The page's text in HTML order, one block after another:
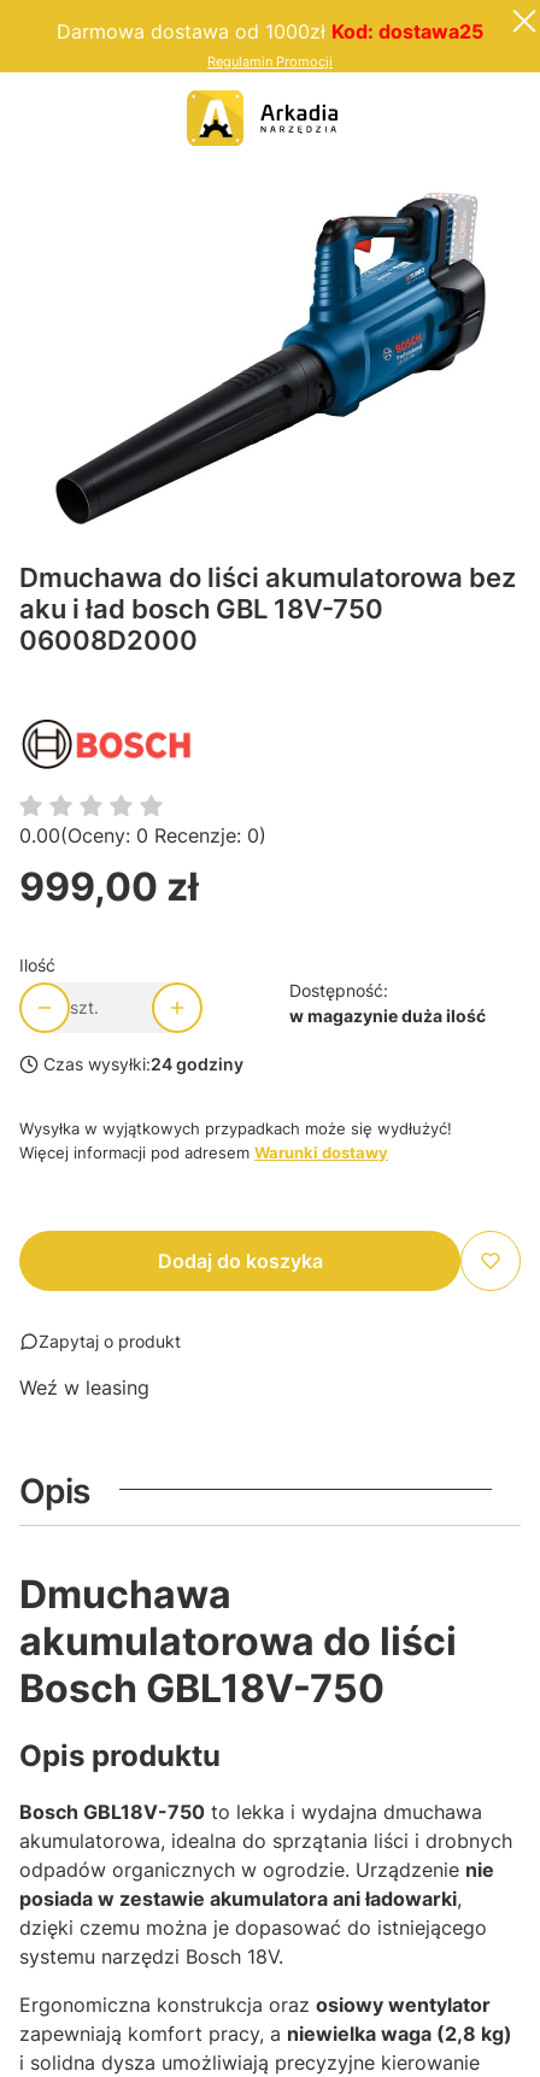
Darmowa dostawa od 1000zł Kod: dostawa25
Regulamin Promocji
Dmuchawa do liści akumulatorowa bez
aku i ład bosch GBL 18V-750
06008D2000
0.00(Oceny: 0 Recenzje: 0)
Cena
999,00 zł
Ilość
szt.
Dostępność:
w magazynie duża ilość
Czas wysyłki:24 godziny
Wysyłka w wyjątkowych przypadkach może się wydłużyć!
Więcej informacji pod adresem Warunki dostawy
Dodaj do koszyka
Zapytaj o produkt
Weź w leasing
Opis
Dmuchawa
akumulatorowa do liści
Bosch GBL18V-750
Opis produktu
Bosch GBL18V-750 to lekka i wydajna dmuchawa
akumulatorowa, idealna do sprzątania liści i drobnych
odpadów organicznych w ogrodzie. Urządzenie nie
posiada w zestawie akumulatora ani ładowarki,
dzięki czemu można je dopasować do istniejącego
systemu narzędzi Bosch 18V.
Ergonomiczna konstrukcja oraz osiowy wentylator
zapewniają komfort pracy, a niewielka waga (2,8 kg)
i solidna dysza umożliwiają precyzyjne kierowanie